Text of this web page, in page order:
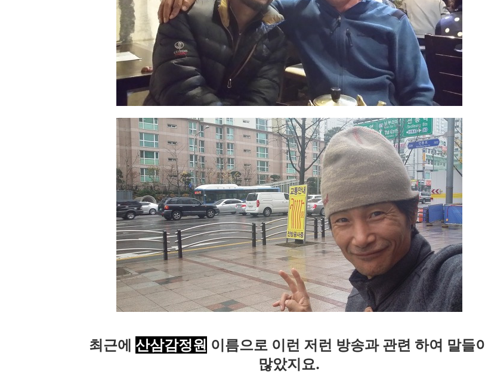
최근에 산삼감정원 이름으로 이런 저런 방송과 관련 하여 말들이
많았지요.